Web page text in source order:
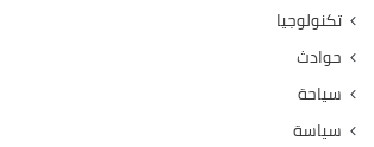
تكنولوجيا
حوادث
سياحة
سياسة